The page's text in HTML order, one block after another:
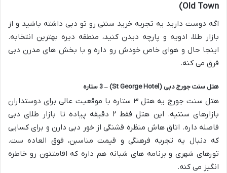
Old Town)
اگه دوست دارید یه تجربه خرید سنتی رو تو دبی داشته باشید و از
بازار طلا، ادویه و پارچه دیدن کنید، منطقه دیره بهترین انتخابه.
اینجا حال و هوای خاص خودش رو داره و با بخش های مدرن دبی
فرق می کنه.
هتل سنت جورج دبی (St George Hotel) – 3 ستاره
هتل سنت جورج یه هتل ۳ ستاره با موقعیت عالی برای دوستداران
بازارهای سنتیه. این هتل فقط ۲ دقیقه پیاده تا بازار طلای دبی
فاصله داره. اتاق هاش منظره قشنگی از خور دبی دارن و برای کسایی
که دنبال یه تجربه فرهنگی و قیمت مناسبن، فوق العاده ست.
تورهای شهری و برنامه های شبانه هم داره که اقامتتون رو خاطره
انگیز می کنه.